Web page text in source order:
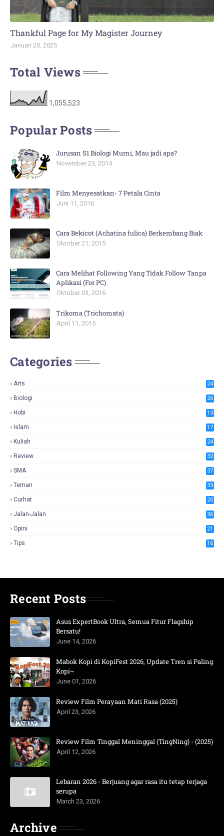
Thankful Page for My Magister Journey
Januari 20, 2025
Total Views
1,055,523
Popular Posts
Jurusan S1 Biologi Murni, Mau jadi apa?
November 23, 2014
Film Menyesatkan- 7 Petala Cinta
Juni 11, 2016
Cara Bekicot (Achatina fulica) Berkembang Biak
Oktober 21, 2015
Cara Melihat Following Yang Tidak Follow Tanpa
Aplikasi (For PC)
Oktober 03, 2016
Trikoma (Trichomata)
April 11, 2015
Categories
Arts 24
Biologi 26
Hobi 13
Islam 17
Kuliah 24
Review 32
SMA 37
Teman 33
Curhat 20
Jalan-Jalan 36
Opini 21
Tips 16
Recent Posts
Asus ExpertBook Ultra, Semua Fitur Flagship
Bersatu!
June 14, 2026
Mabok Kopi di KopiFest 2026, Update Tren si Paling
Kopi~
June 01, 2026
Review Film Perayaan Mati Rasa (2025)
April 23, 2026
Review Film Tinggal Meninggal (TingNing) - (2025)
April 12, 2026
Lebaran 2026 - Berjuang agar rasa itu tetap terjaga
serupa
March 23, 2026
Archive